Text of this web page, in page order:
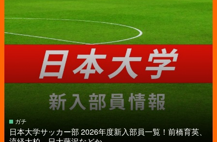
ガチ
日本大学サッカー部 2026年度新入部員一覧！前橋育英、